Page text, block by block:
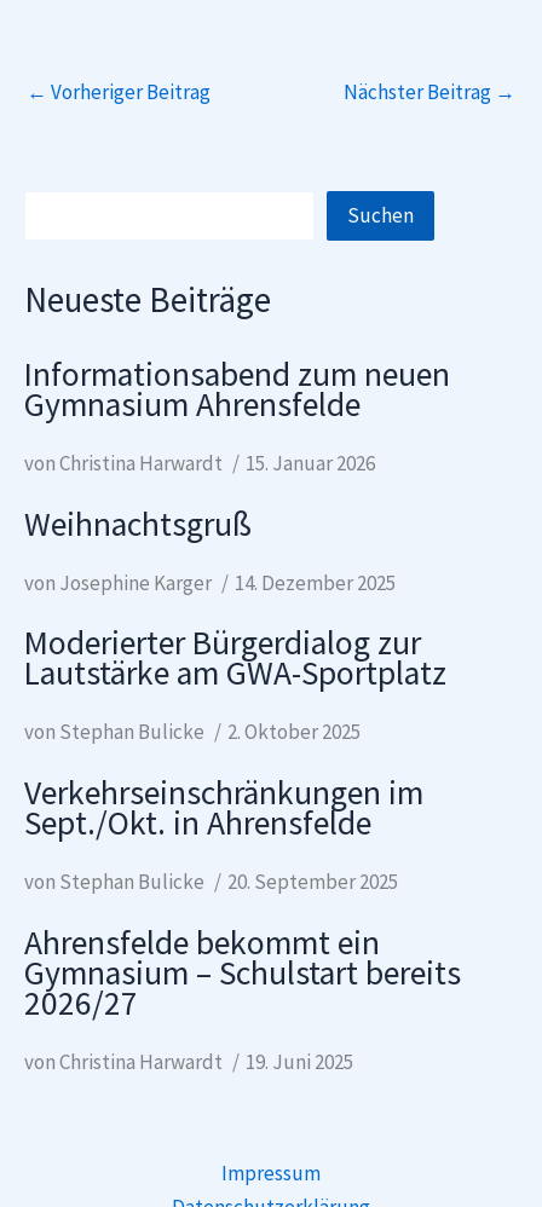
← Vorheriger Beitrag Nächster Beitrag →
Suchen
Neueste Beiträge
Informationsabend zum neuen
Gymnasium Ahrensfelde
von Christina Harwardt 15. Januar 2026
Weihnachtsgruß
von Josephine Karger 14. Dezember 2025
Moderierter Bürgerdialog zur
Lautstärke am GWA-Sportplatz
von Stephan Bulicke 2. Oktober 2025
Verkehrseinschränkungen im
Sept./Okt. in Ahrensfelde
von Stephan Bulicke 20. September 2025
Ahrensfelde bekommt ein
Gymnasium – Schulstart bereits
2026/27
von Christina Harwardt 19. Juni 2025
Impressum